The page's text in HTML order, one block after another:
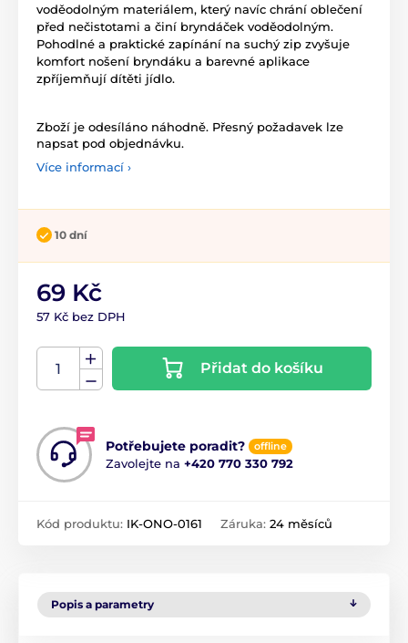
voděodolným materiálem, který navíc chrání oblečení
před nečistotami a činí bryndáček voděodolným.
Pohodlné a praktické zapínání na suchý zip zvyšuje
komfort nošení bryndáku a barevné aplikace
zpříjemňují dítěti jídlo.
Zboží je odesíláno náhodně. Přesný požadavek lze
napsat pod objednávku.
Více informací ›
10 dní
69 Kč
57 Kč bez DPH
Přidat do košíku
Potřebujete poradit? offline
Zavolejte na +420 770 330 792
Kód produktu: IK-ONO-0161 Záruka: 24 měsíců
Popis a parametry